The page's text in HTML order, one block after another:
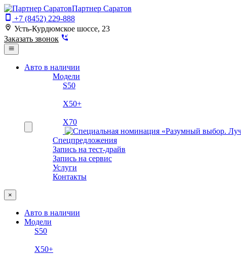
Партнер Саратов
+7 (8452) 229-888
Усть-Курдюмское шоссе, 23
Заказать звонок
Авто в наличии
Модели
S50
X50+
X70
Спецпредложения
Запись на тест-драйв
Запись на сервис
Услуги
Контакты
×
Авто в наличии
Модели
S50
X50+